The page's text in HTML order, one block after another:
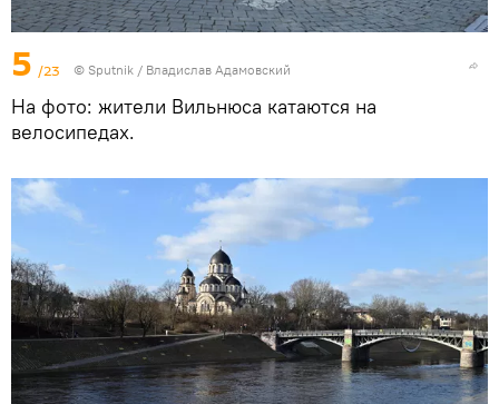
5 /23 © Sputnik / Владислав Адамовский
На фото: жители Вильнюса катаются на
велосипедах.